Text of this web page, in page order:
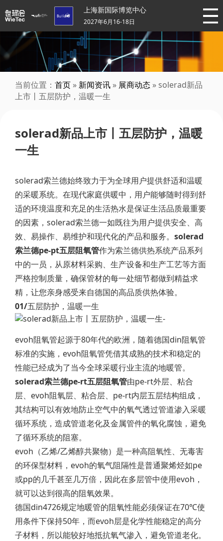
上海新国际博览中心
2027年6月16-18日
当前位置： 首页 » 新闻资讯 » 展商动态 » solerad新品
上市丨五层防护，温暖一生
solerad新品上市丨五层防护，温暖
一生
solerad索兰德始终致力于为全球用户提供舒适和温暖
的采暖系统。在现代家庭供暖中，用户能够随时得到舒
适的环境温度和充足的生活热水是保证生活品质最重要
的因素，solerad索兰德一如既往为用户提供安全、高
效、易操作、易维护和现代化的产品和服务。 solerad
索兰德pe-pt五层阻氧管作为索兰德供热系统产品系列
中的一员，从原材料采购、生产设备和生产工艺等方面
严格控制质量，确保管材的每一处细节都做到精益求
精，让您亲身感受来自德国的高品质供热体验。
01/五层防护，温暖一生
evoh阻氧管起源于80年代的欧洲，随着德国din阻氧管
标准的实施，evoh阻氧管凭借其成熟的技术和稳定的
性能已经成为了当今全球采暖行业主流的地暖管。
solerad索兰德pe-rt五层阻氧管由pe-rt外层、粘合
层、evoh阻氧层、粘合层、pe-rt内层五层结构组成，
其结构可以有效地防止空气中的氧气透过管道渗入采暖
循环系统，造成管道老化及金属管件的氧化腐蚀，避免
了循环系统的阻塞。
evoh（乙烯/乙烯醇共聚物）是一种高阻氧性、无毒害
的环保型材料，evoh的氧气阻隔性是普通聚烯烃如pe
或pp的几千甚至几万倍，因此在多层管中使用evoh，
就可以达到很高的阻氧效果。
德国din4726规定地暖管的阻氧性能必须保证在70℃使
用条件下保持50年，而evoh层是化学性能稳定的高分
子材料，所以能较好地抵抗氧气渗入，避免管道老化。